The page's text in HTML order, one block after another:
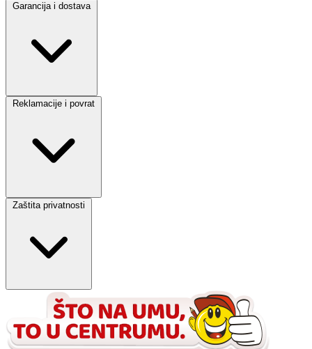
Garancija i dostava
Reklamacije i povrat
Zaštita privatnosti